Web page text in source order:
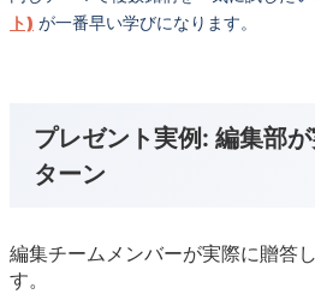
ト) が一番早い学びになります。
プレゼント実例: 編集部
ターン
編集チームメンバーが実際に贈答
す。